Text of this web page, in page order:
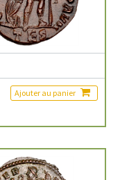
Ajouter au panier